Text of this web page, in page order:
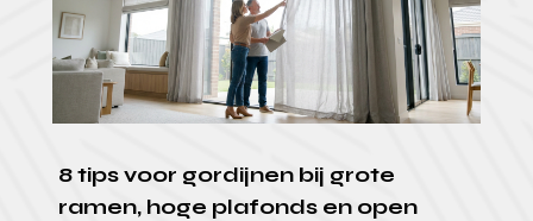
8 tips voor gordijnen bij grote
ramen, hoge plafonds en open